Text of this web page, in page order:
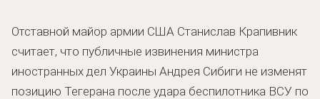
Отставной майор армии США Станислав Крапивник
считает, что публичные извинения министра
иностранных дел Украины Андрея Сибиги не изменят
позицию Тегерана после удара беспилотника ВСУ по